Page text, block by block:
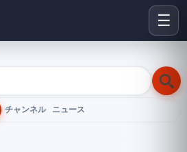
☰
チャンネル ニュース